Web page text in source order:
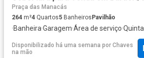
Praça das Manacás
264 m²4 Quartos5 BanheirosPavilhão
·Banheira·Garagem·Área de serviço·Quintal
Disponibilizado há uma semana por Chaves
na mão